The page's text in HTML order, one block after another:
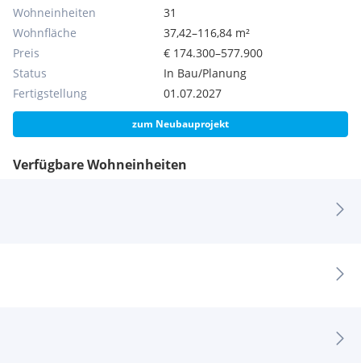
Verfügbare Wohneinheiten
Wohneinheiten
31
Wohnfläche
37,42–116,84 m²
Preis
€ 174.300–577.900
Status
In Bau/Planung
Fertigstellung
01.07.2027
zum Neubauprojekt